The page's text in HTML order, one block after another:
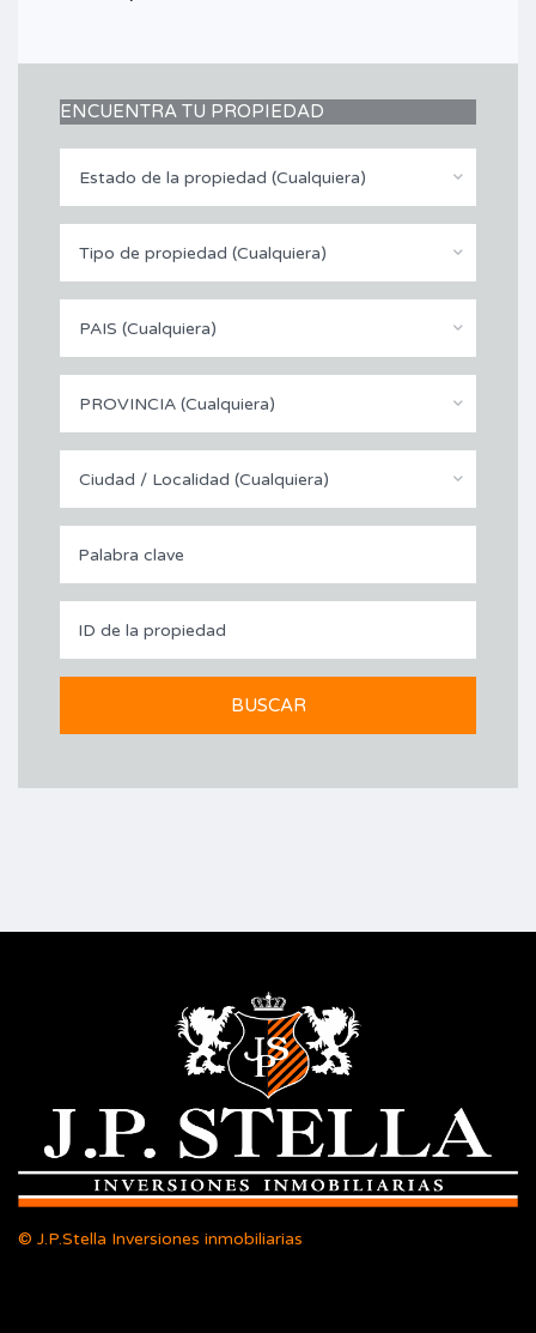
ENCUENTRA TU PROPIEDAD
Estado de la propiedad (Cualquiera)
Tipo de propiedad (Cualquiera)
PAIS (Cualquiera)
PROVINCIA (Cualquiera)
Ciudad / Localidad (Cualquiera)
© J.P.Stella Inversiones inmobiliarias